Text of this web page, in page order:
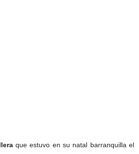
que estuvo en su natal barranquilla el